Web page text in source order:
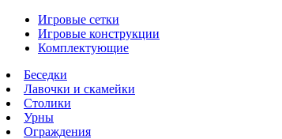
Игровые сетки
Игровые конструкции
Комплектующие
Беседки
Лавочки и скамейки
Столики
Урны
Ограждения